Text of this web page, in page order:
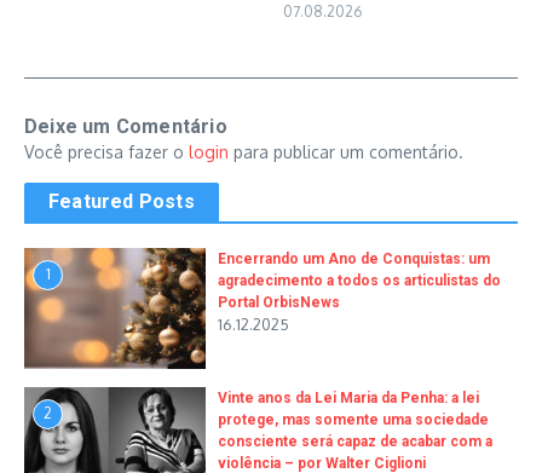
07.08.2026
Deixe um Comentário
Você precisa fazer o login para publicar um comentário.
Featured Posts
1
Encerrando um Ano de Conquistas: um
agradecimento a todos os articulistas do
Portal OrbisNews
16.12.2025
2
Vinte anos da Lei Maria da Penha: a lei
protege, mas somente uma sociedade
consciente será capaz de acabar com a
violência – por Walter Ciglioni